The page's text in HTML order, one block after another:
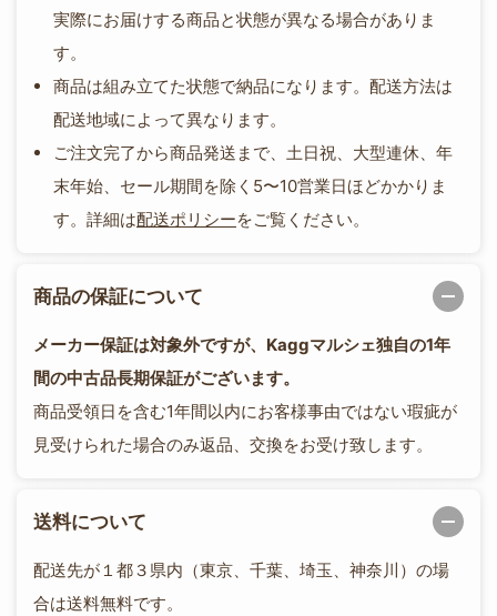
実際にお届けする商品と状態が異なる場合がありま
す。
商品は組み立てた状態で納品になります。配送方法は
配送地域によって異なります。
ご注文完了から商品発送まで、土日祝、大型連休、年
末年始、セール期間を除く5〜10営業日ほどかかりま
す。詳細は配送ポリシーをご覧ください。
商品の保証について
メーカー保証は対象外ですが、Kaggマルシェ独自の1年
間の中古品長期保証がございます。
商品受領日を含む1年間以内にお客様事由ではない瑕疵が
見受けられた場合のみ返品、交換をお受け致します。
送料について
配送先が１都３県内（東京、千葉、埼玉、神奈川）の場
合は送料無料です。